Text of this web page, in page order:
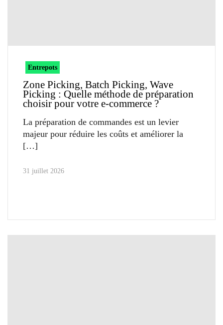
Entrepots
Zone Picking, Batch Picking, Wave
Picking : Quelle méthode de préparation
choisir pour votre e-commerce ?
La préparation de commandes est un levier
majeur pour réduire les coûts et améliorer la
31 juillet 2026